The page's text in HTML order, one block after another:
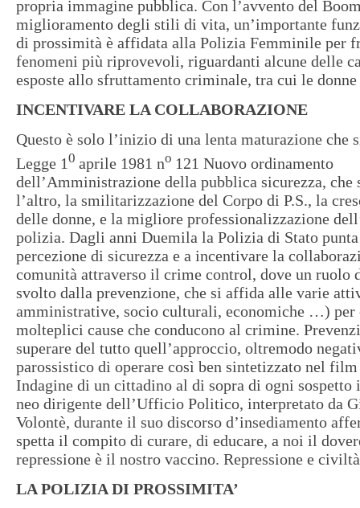
propria immagine pubblica. Con l’avvento del
miglioramento degli stili di vita, un’importante
di prossimità è affidata alla Polizia Femminile per
fenomeni più riprovevoli, riguardanti alcune delle
esposte allo sfruttamento criminale, tra cui le
INCENTIVARE LA COLLABORAZIONE
Questo è solo l’inizio di una lenta maturazione che
Legge 10 aprile 1981 no 121 Nuovo ordinamento
dell’Amministrazione della pubblica sicurezza, che
l’altro, la smilitarizzazione del Corpo di P.S., la
delle donne, e la migliore professionalizzazione
polizia. Dagli anni Duemila la Polizia di Stato
percezione di sicurezza e a incentivare la
comunità attraverso il crime control, dove un ruolo
svolto dalla prevenzione, che si affida alle varie
amministrative, socio culturali, economiche …) per
molteplici cause che conducono al crimine.
superare del tutto quell’approccio, oltremodo
parossistico di operare così ben sintetizzato nel
Indagine di un cittadino al di sopra di ogni sospetto
neo dirigente dell’Ufficio Politico, interpretato da
Volontè, durante il suo discorso d’insediamento
spetta il compito di curare, di educare, a noi il
repressione è il nostro vaccino. Repressione e
LA POLIZIA DI PROSSIMITA’